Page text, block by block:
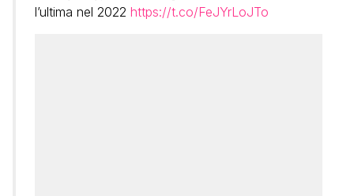
l’ultima nel 2022 https://t.co/FeJYrLoJTo